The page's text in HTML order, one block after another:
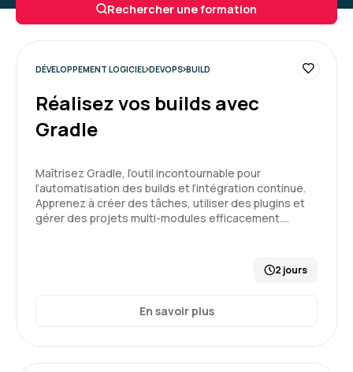
Rechercher une formation
DÉVELOPPEMENT LOGICIEL DEVOPS BUILD
Réalisez vos builds avec
Gradle
Maîtrisez Gradle, l’outil incontournable pour
l’automatisation des builds et l’intégration continue.
Apprenez à créer des tâches, utiliser des plugins et
gérer des projets multi-modules efficacement.…
2 jours
En savoir plus